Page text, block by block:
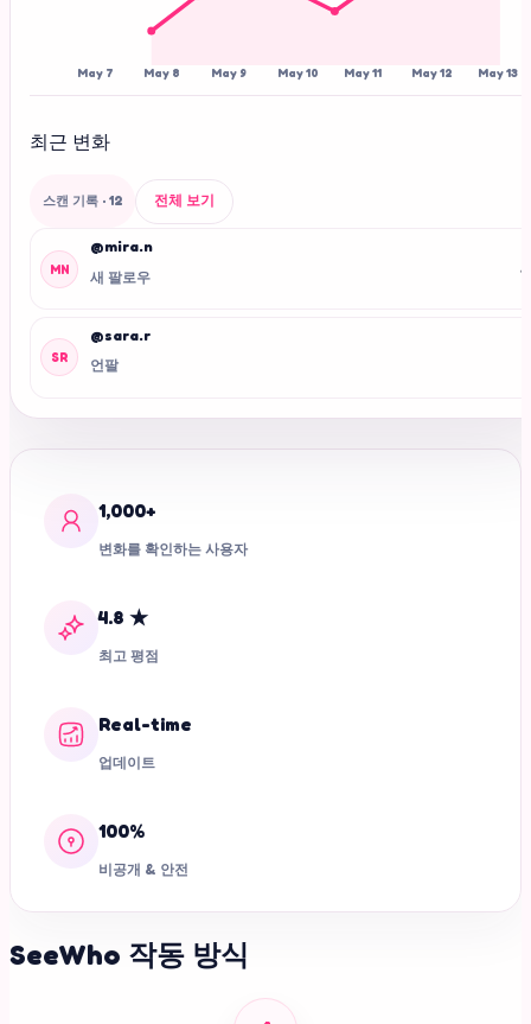
May 7 May 8 May 9 May 10 May 11 May 12 May 13
최근 변화
스캔 기록· 12 전체 보기
MN
@mira.n
새 팔로우 +
SR
@sara.r
언팔
1,000+
변화를 확인하는 사용자
4.8 ★
최고 평점
Real-time
업데이트
100%
비공개 & 안전
SeeWho 작동 방식